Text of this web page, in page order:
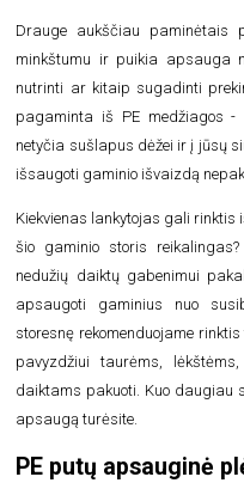
Drauge aukščiau paminėtais
minkštumu ir puikia apsauga
nutrinti ar kitaip sugadinti
pagaminta iš PE medžiagos
netyčia sušlapus dėžei ir į jūsų
išsaugoti gaminio išvaizdą
Kiekvienas lankytojas gali rinktis
šio gaminio storis
nedužių daiktų gabenimui
apsaugoti gaminius nuo
storesnę rekomenduojame
pavyzdžiui taurėms,
daiktams pakuoti. Kuo daugiau
apsaugą turėsite.
PE putų apsauginė